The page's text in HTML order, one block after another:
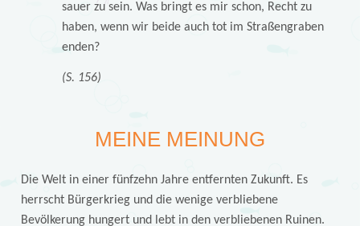
sauer zu sein. Was bringt es mir schon, Recht zu
haben, wenn wir beide auch tot im Straßengraben
enden?
(S. 156)
MEINE MEINUNG
Die Welt in einer fünfzehn Jahre entfernten Zukunft. Es
herrscht Bürgerkrieg und die wenige verbliebene
Bevölkerung hungert und lebt in den verbliebenen Ruinen.